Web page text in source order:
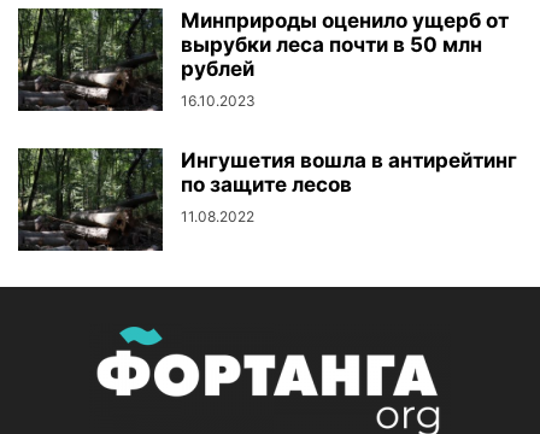
Минприроды оценило ущерб от
вырубки леса почти в 50 млн
рублей
16.10.2023
Ингушетия вошла в антирейтинг
по защите лесов
11.08.2022